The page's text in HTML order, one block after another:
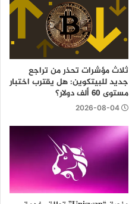
ثلاث مؤشرات تحذر من تراجع
جديد للبيتكوين: هل يقترب اختبار
مستوى 60 ألف دولار؟
2026-08-04